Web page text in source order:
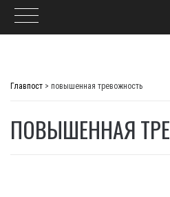
Главпост > повышенная тревожность
ПОВЫШЕННАЯ